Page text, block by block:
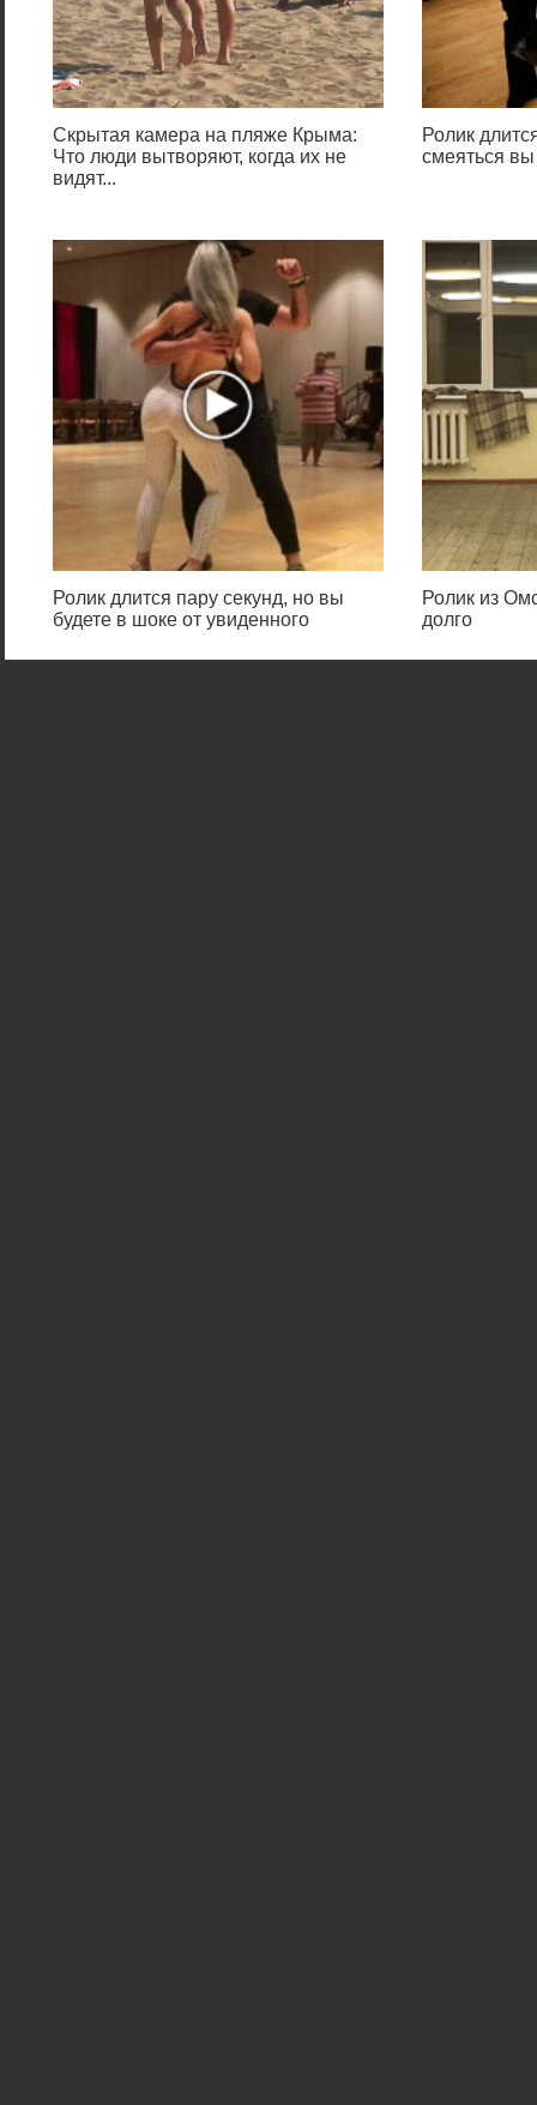
Скрытая камера на пляже Крыма:
Что люди вытворяют, когда их не
видят...
Ролик
смеяться вы
Ролик длится пару секунд, но вы
будете в шоке от увиденного
Ролик из
долго